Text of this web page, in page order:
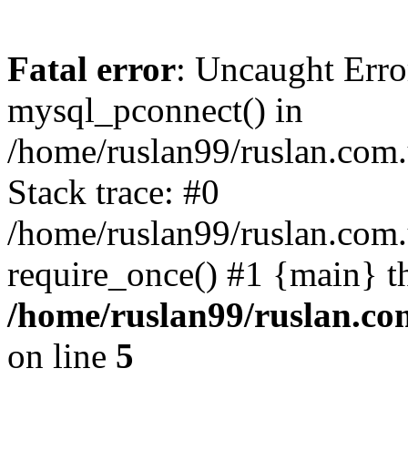
Fatal error: Uncaught
mysql_pconnect() in
/home/ruslan99/
Stack trace: #0
/home/ruslan99/
require_once() #1 {main}
/home/ruslan99/
on line 5